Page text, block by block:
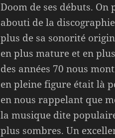
Doom de ses débuts.
abouti de la
plus de sa sonorité
en plus mature et en
des années 70 nous
en pleine figure était là
en nous rappelant que
la musique dite
plus sombres. Un